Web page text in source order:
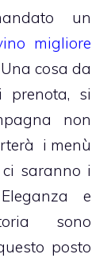
un
migliore
cosa da
prenota, si
non
i menù
saranno i
e
sono
posto